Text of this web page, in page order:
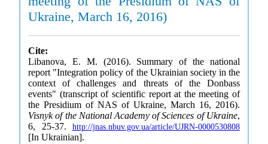
Ukraine, March 16, 2016)
Cite:
Libanova, E. M. (2016). Summary of the national
report "Integration policy of the Ukrainian society in the
context of challenges and threats of the Donbass
events" (transcript of scientific report at the meeting of
the Presidium of NAS of Ukraine, March 16, 2016).
Visnyk of the National Academy of Sciences of Ukraine,
6, 25-37. http://jnas.nbuv.gov.ua/article/UJRN-0000530808
[In Ukrainian].